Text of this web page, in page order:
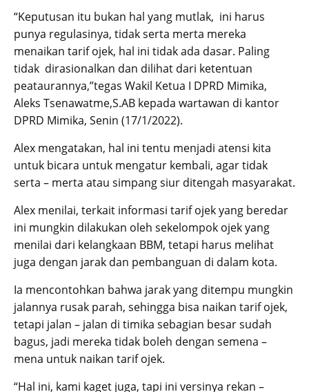
“Keputusan itu bukan hal yang mutlak, ini harus
punya regulasinya, tidak serta merta mereka
menaikan tarif ojek, hal ini tidak ada dasar. Paling
tidak dirasionalkan dan dilihat dari ketentuan
peataurannya,”tegas Wakil Ketua I DPRD Mimika,
Aleks Tsenawatme,S.AB kepada wartawan di kantor
DPRD Mimika, Senin (17/1/2022).
Alex mengatakan, hal ini tentu menjadi atensi kita
untuk bicara untuk mengatur kembali, agar tidak
serta – merta atau simpang siur ditengah masyarakat.
Alex menilai, terkait informasi tarif ojek yang beredar
ini mungkin dilakukan oleh sekelompok ojek yang
menilai dari kelangkaan BBM, tetapi harus melihat
juga dengan jarak dan pembanguan di dalam kota.
Ia mencontohkan bahwa jarak yang ditempu mungkin
jalannya rusak parah, sehingga bisa naikan tarif ojek,
tetapi jalan – jalan di timika sebagian besar sudah
bagus, jadi mereka tidak boleh dengan semena –
mena untuk naikan tarif ojek.
“Hal ini, kami kaget juga, tapi ini versinya rekan –